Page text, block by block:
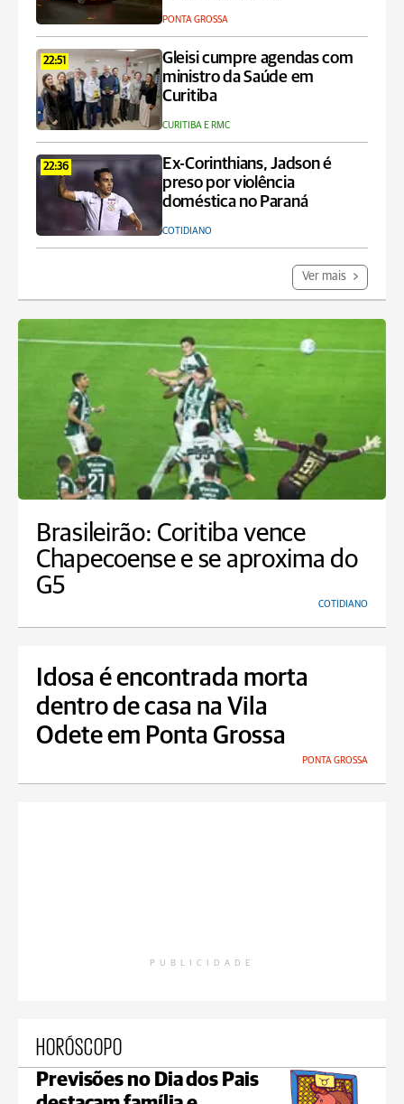
PONTA GROSSA
22:51
Gleisi cumpre agendas com
ministro da Saúde em
Curitiba
CURITIBA E RMC
22:36
Ex-Corinthians, Jadson é
preso por violência
doméstica no Paraná
COTIDIANO
Ver mais
Brasileirão: Coritiba vence
Chapecoense e se aproxima do
G5
COTIDIANO
Idosa é encontrada morta
dentro de casa na Vila
Odete em Ponta Grossa
PONTA GROSSA
PUBLICIDADE
HORÓSCOPO
Previsões no Dia dos Pais